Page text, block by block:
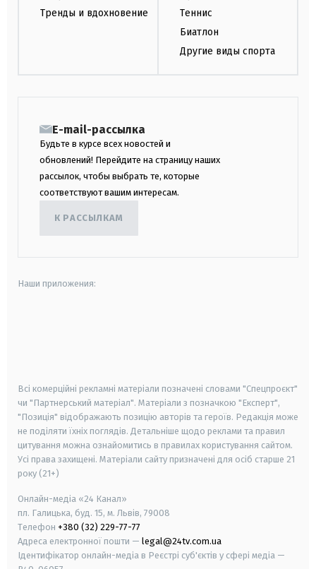
Тренды и вдохновение
Теннис
Биатлон
Другие виды спорта
E-mail-рассылка
Будьте в курсе всех новостей и
обновлений! Перейдите на страницу наших
рассылок, чтобы выбрать те, которые
соответствуют вашим интересам.
К РАССЫЛКАМ
Наши приложения:
Всі комерційні рекламні матеріали позначені словами "Спецпроєкт"
чи "Партнерський матеріал". Матеріали з позначкою "Експерт",
"Позиція" відображають позицію авторів та героїв. Редакція може
не поділяти їхніх поглядів. Детальніше щодо реклами та правил
цитування можна ознайомитись в правилах користування сайтом.
Усі права захищені. Матеріали сайту призначені для осіб старше 21
року (21+)
Онлайн-медіа «24 Канал»
пл. Галицька, буд. 15, м. Львів, 79008
Телефон +380 (32) 229-77-77
Адреса електронної пошти — legal@24tv.com.ua
Ідентифікатор онлайн-медіа в Реєстрі суб'єктів у сфері медіа —